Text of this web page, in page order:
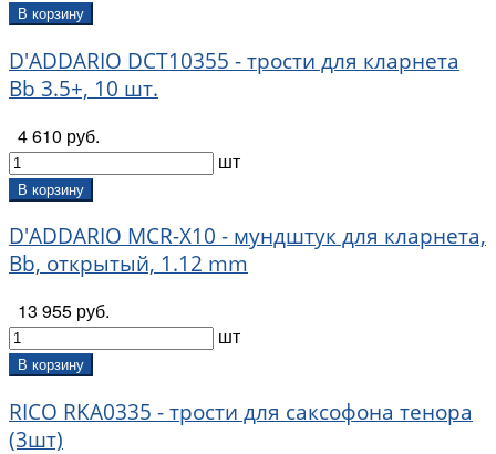
В корзину
D'ADDARIO DCT10355 - трости для кларнета
Bb 3.5+, 10 шт.
4 610 руб.
шт
В корзину
D'ADDARIO MCR-X10 - мундштук для кларнета,
Bb, открытый, 1.12 mm
13 955 руб.
шт
В корзину
RICO RKA0335 - трости для саксофона тенора
(3шт)